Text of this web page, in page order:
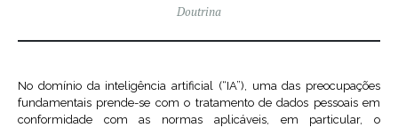
Doutrina
No domínio da inteligência artificial (“IA”), uma das preocupações
fundamentais prende-se com o tratamento de dados pessoais em
conformidade com as normas aplicáveis, em particular, o